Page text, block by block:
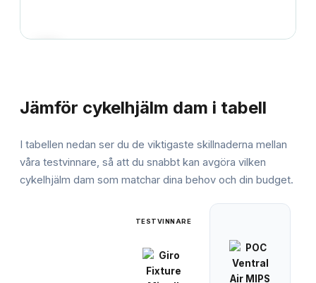
Jämför cykelhjälm dam i tabell
I tabellen nedan ser du de viktigaste skillnaderna mellan
våra testvinnare, så att du snabbt kan avgöra vilken
cykelhjälm dam som matchar dina behov och din budget.
TESTVINNARE